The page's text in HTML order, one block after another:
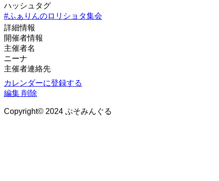
ハッシュタグ
#ふぁりんのロリショタ集会
詳細情報
開催者情報
主催者名
ニーナ
主催者連絡先
カレンダーに登録する
編集 削除
Copyright© 2024 ぷそみんぐる